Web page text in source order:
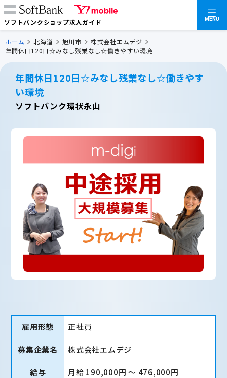
ソフトバンクショップ求人ガイド MENU
ホーム 北海道 旭川市
株式会社エムデジ
年間休日120日☆みなし残業なし☆働きやすい環境
年間休日120日☆みなし残業なし☆働きやす
い環境
ソフトバンク環状永山
雇用形態 正社員
募集企業名 株式会社エムデジ
給与 月給 190,000円 〜 476,000円